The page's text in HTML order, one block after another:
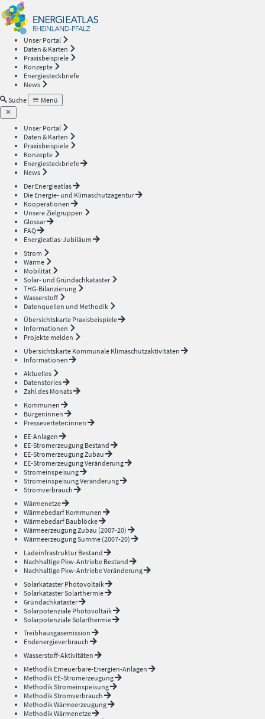
Unser Portal
Daten & Karten
Praxisbeispiele
Konzepte
Energiesteckbriefe
News
Suche
Menü
Unser Portal
Daten & Karten
Praxisbeispiele
Konzepte
Energiesteckbriefe
News
Der Energieatlas
Die Energie- und Klimaschutzagentur
Kooperationen
Unsere Zielgruppen
Glossar
FAQ
Energieatlas-Jubiläum
Strom
Wärme
Mobilität
Solar- und Gründachkataster
THG-Bilanzierung
Wasserstoff
Datenquellen und Methodik
Übersichtskarte Praxisbeispiele
Informationen
Projekte melden
Übersichtskarte Kommunale Klimaschutzaktivitäten
Informationen
Aktuelles
Datenstories
Zahl des Monats
Kommunen
Bürger:innen
Presseverteter:innen
EE-Anlagen
EE-Stromerzeugung Bestand
EE-Stromerzeugung Zubau
EE-Stromerzeugung Veränderung
Stromeinspeisung
Stromeinspeisung Veränderung
Stromverbrauch
Wärmenetze
Wärmebedarf Kommunen
Wärmebedarf Baublöcke
Wärmeerzeugung Zubau (2007-20)
Wärmeerzeugung Summe (2007-20)
Ladeinfrastruktur Bestand
Nachhaltige Pkw-Antriebe Bestand
Nachhaltige Pkw-Antriebe Veränderung
Solarkataster Photovoltaik
Solarkataster Solarthermie
Gründachkataster
Solarpotenziale Photovoltaik
Solarpotenziale Solarthermie
Treibhausgasemission
Endenergieverbrauch
Wasserstoff-Aktivitäten
Methodik Erneuerbare-Energien-Anlagen
Methodik EE-Stromerzeugung
Methodik Stromeinspeisung
Methodik Stromverbrauch
Methodik Wärmeerzeugung
Methodik Wärmenetze